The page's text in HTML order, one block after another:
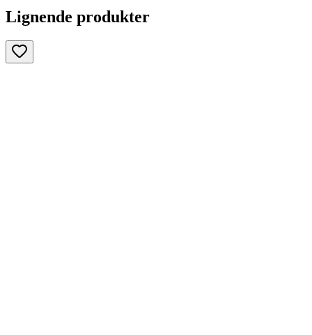
Lignende produkter